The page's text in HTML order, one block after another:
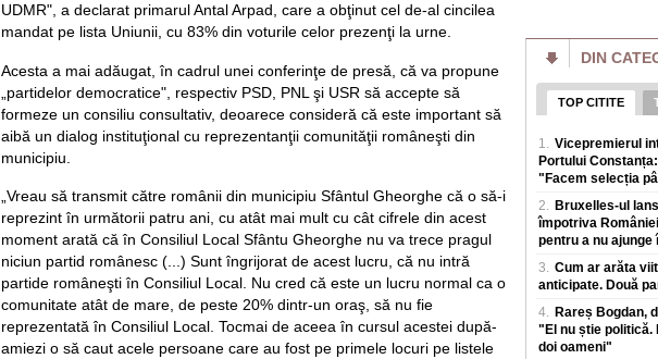
UDMR", a declarat primarul Antal Arpad, care a obţinut cel de-al cincilea
mandat pe lista Uniunii, cu 83% din voturile celor prezenţi la urne.
Acesta a mai adăugat, în cadrul unei conferinţe de presă, că va propune
„partidelor democratice", respectiv PSD, PNL şi USR să accepte să
formeze un consiliu consultativ, deoarece consideră că este important să
aibă un dialog instituţional cu reprezentanţii comunităţii româneşti din
municipiu.
„Vreau să transmit către românii din municipiu Sfântul Gheorghe că o să-i
reprezint în următorii patru ani, cu atât mai mult cu cât cifrele din acest
moment arată că în Consiliul Local Sfântu Gheorghe nu va trece pragul
niciun partid românesc (...) Sunt îngrijorat de acest lucru, că nu intră
partide româneşti în Consiliul Local. Nu cred că este un lucru normal ca o
comunitate atât de mare, de peste 20% dintr-un oraş, să nu fie
reprezentată în Consiliul Local. Tocmai de aceea în cursul acestei după-
amiezi o să caut acele persoane care au fost pe primele locuri pe listele
armatei pentru a
Scandal după
Motreanu: „PNL
guvernare alături
pune in pericol
Redresare și
Smartwatch
Funcțiile care
În ultimii ani,
simplu accesoriu
monitorizeze s
DIN
TOP CITITE
1. Vicepremierul
Portului
"Facem selecția
2. Bruxelles-ul
împotriva
pentru a nu
3. Cum ar arăta
anticipate. Două
4. Rareș Bogdan,
"El nu știe politică.
doi oameni"